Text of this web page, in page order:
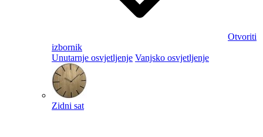
Otvoriti
izbornik
Unutarnje osvjetljenje Vanjsko osvjetljenje
Zidni sat